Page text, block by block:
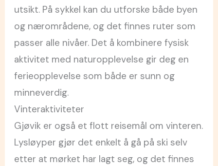
utsikt. På sykkel kan du utforske både byen
og nærområdene, og det finnes ruter som
passer alle nivåer. Det å kombinere fysisk
aktivitet med naturopplevelse gir deg en
ferieopplevelse som både er sunn og
minneverdig.
Vinteraktiviteter
Gjøvik er også et flott reisemål om vinteren.
Lysløyper gjør det enkelt å gå på ski selv
etter at mørket har lagt seg, og det finnes